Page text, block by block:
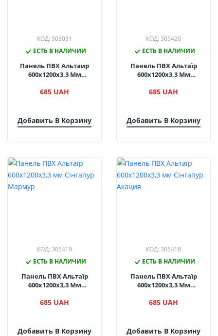
КОД: 303031
ЕСТЬ В НАЛИЧИИ
Панель ПВХ Альтаир
600х1200х3,3 Мм
685 UAH
Добавить В Корзину
КОД: 305420
ЕСТЬ В НАЛИЧИИ
Панель ПВХ Альтаїр
600х1200х3,3 Мм
Темний
685 UAH
Добавить В Корзину
КОД: 305419
ЕСТЬ В НАЛИЧИИ
Панель ПВХ Альтаїр
600х1200х3,3 Мм
685 UAH
Добавить В Корзину
КОД: 305418
ЕСТЬ В НАЛИЧИИ
Панель ПВХ Альтаїр
600х1200х3,3 Мм
685 UAH
Добавить В Корзину